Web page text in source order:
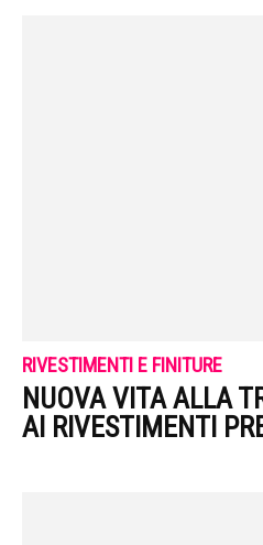
RIVESTIMENTI E FINITURE
NUOVA VITA ALLA
AI RIVESTIMENTI